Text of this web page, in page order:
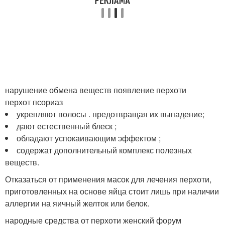
нарушение обмена веществ появление перхоти
перхот псориаз
укрепляют волосы . предотвращая их выпадение;
дают естественный блеск ;
обладают успокаивающим эффектом ;
содержат дополнительный комплекс полезных
веществ.
Отказаться от применения масок для лечения перхоти,
приготовленных на основе яйца стоит лишь при наличии
аллергии на яичный желток или белок.
народные средства от перхоти женский форум